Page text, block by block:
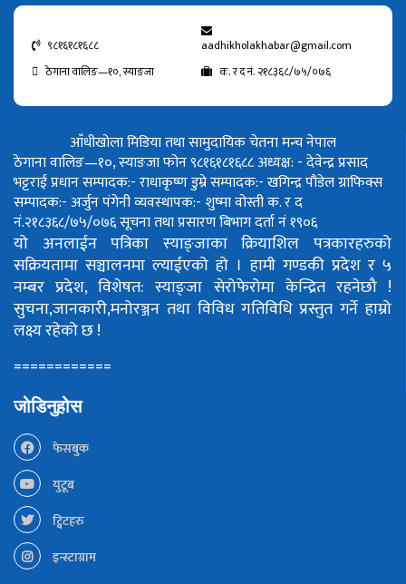
९८१६१८१६८८
aadhikholakhabar@gmail.com
ठेगाना वालिङ—१०, स्याङजा
क. र द नं. २१८३६८/७५/०७६
आँधीखोला मिडिया तथा सामुदायिक चेतना मन्च नेपाल
ठेगाना वालिङ—१०, स्याङजा फोन ९८१६१८१६८८अध्यक्ष: - देवेन्द्र प्रसाद
भट्टराईप्रधान सम्पादक:- राधाकृष्ण डुम्रेसम्पादक:- खगिन्द्र पौडेलग्राफिक्स
सम्पादक:- अर्जुन पंगेनीव्यवस्थापक:- शुष्मा वोस्तीक. र द
नं.२१८३६८/७५/०७६सूचना तथा प्रसारण बिभाग दर्ता नं १९०६
यो अनलाईन पत्रिका स्याङ्जाका क्रियाशिल पत्रकारहरुको
सक्रियतामा सञ्चालनमा ल्याईएको हो । हामी गण्डकी प्रदेश र ५
नम्बर प्रदेश, विशेषत: स्याङ्जा सेरोफेरोमा केन्द्रित रहनेछौ !
सुचना,जानकारी,मनोरञ्जन तथा विविध गतिविधि प्रस्तुत गर्ने हाम्रो
लक्ष्य रहेको छ !
============
जोडिनुहोस
फेसबुक
युटूब
ट्विटहरु
इन्स्टाग्राम